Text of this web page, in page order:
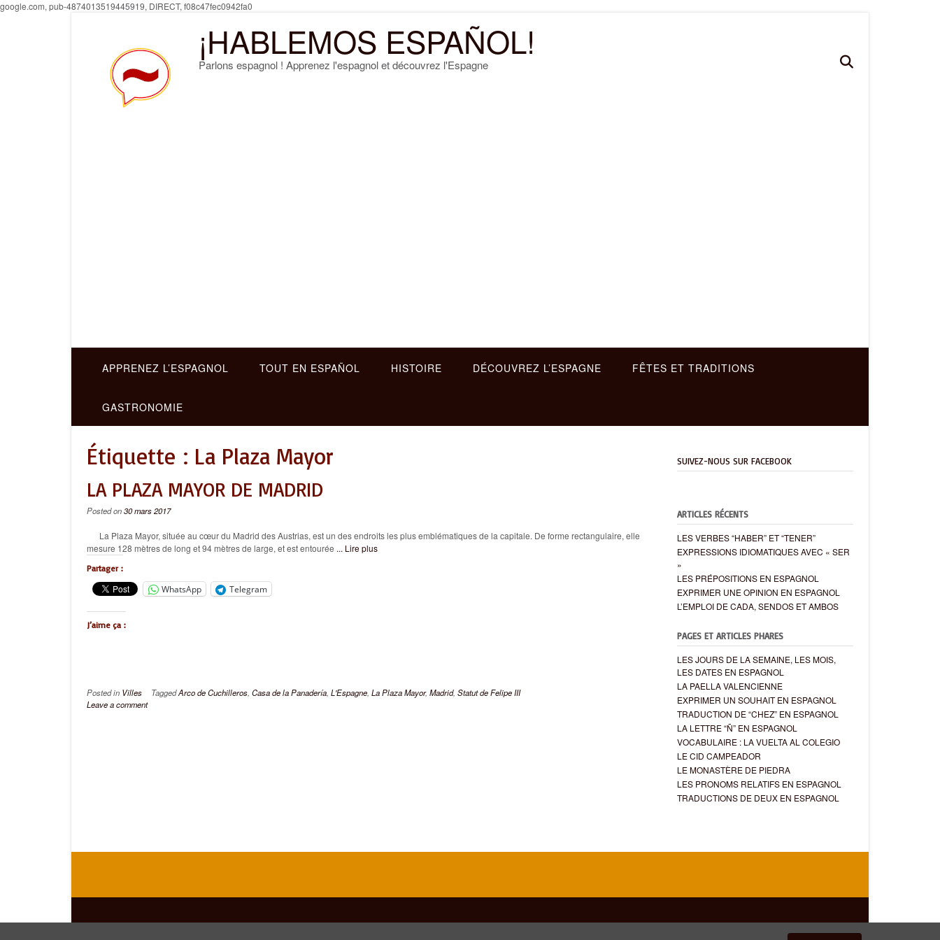
google.com, pub-4874013519445919, DIRECT, f08c47fec0942fa0
content
¡HABLEMOS ESPAÑOL!
Parlons espagnol ! Apprenez l'espagnol et découvrez l'Espagne
APPRENEZ L’ESPAGNOL TOUT EN ESPAÑOL HISTOIRE DÉCOUVREZ L’ESPAGNE FÊTES ET TRADITIONS
GASTRONOMIE
Étiquette : La Plaza Mayor
LA PLAZA MAYOR DE MADRID
Posted on30 mars 2017
La Plaza Mayor, située au cœur du Madrid des Austrias, est un des endroits les plus emblématiques de la capitale. De forme rectangulaire, elle
mesure 128 mètres de long et 94 mètres de large, et est entourée ... Lire plus
Partager :
WhatsApp Telegram
J’aime ça :
Posted in Villes TaggedArco de Cuchilleros, Casa de la Panadería, L'Espagne, La Plaza Mayor, Madrid, Statut de Felipe III
Leave a comment
SUIVEZ-NOUS SUR FACEBOOK
ARTICLES RÉCENTS
LES VERBES “HABER” ET “TENER”
EXPRESSIONS IDIOMATIQUES AVEC « SER
»
LES PRÉPOSITIONS EN ESPAGNOL
EXPRIMER UNE OPINION EN ESPAGNOL
L’EMPLOI DE CADA, SENDOS ET AMBOS
PAGES ET ARTICLES PHARES
LES JOURS DE LA SEMAINE, LES MOIS,
LES DATES EN ESPAGNOL
LA PAELLA VALENCIENNE
EXPRIMER UN SOUHAIT EN ESPAGNOL
TRADUCTION DE “CHEZ” EN ESPAGNOL
LA LETTRE “Ñ” EN ESPAGNOL
VOCABULAIRE : LA VUELTA AL COLEGIO
LE CID CAMPEADOR
LE MONASTÈRE DE PIEDRA
LES PRONOMS RELATIFS EN ESPAGNOL
TRADUCTIONS DE DEUX EN ESPAGNOL